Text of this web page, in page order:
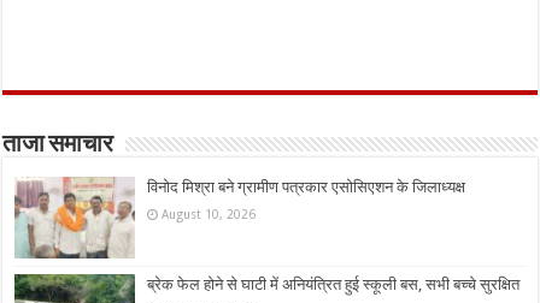
ताजा समाचार
विनोद मिश्रा बने ग्रामीण पत्रकार एसोसिएशन के जिलाध्यक्ष
August 10, 2026
ब्रेक फेल होने से घाटी में अनियंत्रित हुई स्कूली बस, सभी बच्चे सुरक्षित